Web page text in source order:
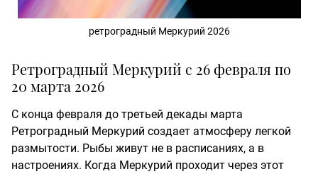
ретроградный Меркурий 2026
Ретроградный Меркурий с 26 февраля по
20 марта 2026
С конца февраля до третьей декады марта
Ретроградный Меркурий создает атмосферу легкой
размытости. Рыбы живут не в расписаниях, а в
настроениях. Когда Меркурий проходит через этот